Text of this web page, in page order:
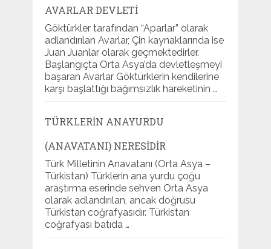
AVARLAR DEVLETI
Göktürkler tarafından “Aparlar” olarak
adlandırılan Avarlar, Çin kaynaklarında ise
Juan Juanlar olarak geçmektedirler.
Başlangıçta Orta Asya’da devletleşmeyi
başaran Avarlar Göktürklerin kendilerine
karşı başlattığı bağımsızlık hareketinin …
TÜRKLERIN ANAYURDU
(ANAVATANI) NERESIDIR
Türk Milletinin Anavatanı (Orta Asya –
Türkistan) Türklerin ana yurdu çoğu
araştırma eserinde sehven Orta Asya
olarak adlandırılan, ancak doğrusu
Türkistan coğrafyasıdır. Türkistan
coğrafyası batıda …